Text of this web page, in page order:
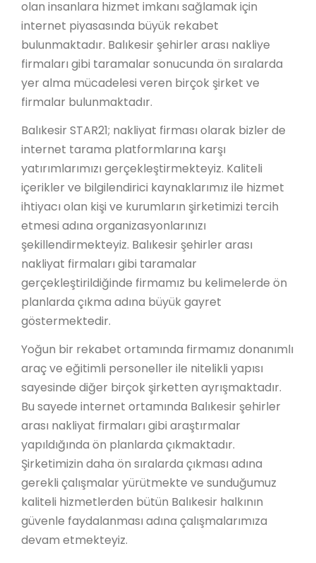
olan insanlara hizmet imkanı sağlamak için
internet piyasasında büyük rekabet
bulunmaktadır. Balıkesir şehirler arası nakliye
firmaları gibi taramalar sonucunda ön sıralarda
yer alma mücadelesi veren birçok şirket ve
firmalar bulunmaktadır.
Balıkesir STAR21; nakliyat firması olarak bizler de
internet tarama platformlarına karşı
yatırımlarımızı gerçekleştirmekteyiz. Kaliteli
içerikler ve bilgilendirici kaynaklarımız ile hizmet
ihtiyacı olan kişi ve kurumların şirketimizi tercih
etmesi adına organizasyonlarınızı
şekillendirmekteyiz. Balıkesir şehirler arası
nakliyat firmaları gibi taramalar
gerçekleştirildiğinde firmamız bu kelimelerde ön
planlarda çıkma adına büyük gayret
göstermektedir.
Yoğun bir rekabet ortamında firmamız donanımlı
araç ve eğitimli personeller ile nitelikli yapısı
sayesinde diğer birçok şirketten ayrışmaktadır.
Bu sayede internet ortamında Balıkesir şehirler
arası nakliyat firmaları gibi araştırmalar
yapıldığında ön planlarda çıkmaktadır.
Şirketimizin daha ön sıralarda çıkması adına
gerekli çalışmalar yürütmekte ve sunduğumuz
kaliteli hizmetlerden bütün Balıkesir halkının
güvenle faydalanması adına çalışmalarımıza
devam etmekteyiz.